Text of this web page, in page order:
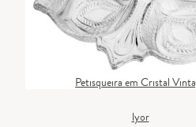
Petisqueira em Cristal
lyor